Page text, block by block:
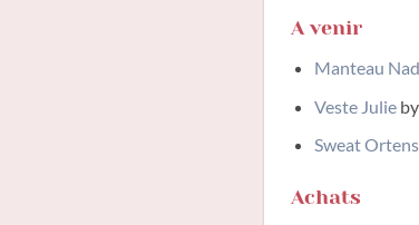
A venir
Manteau
Veste Julieby
Sweat
Achats